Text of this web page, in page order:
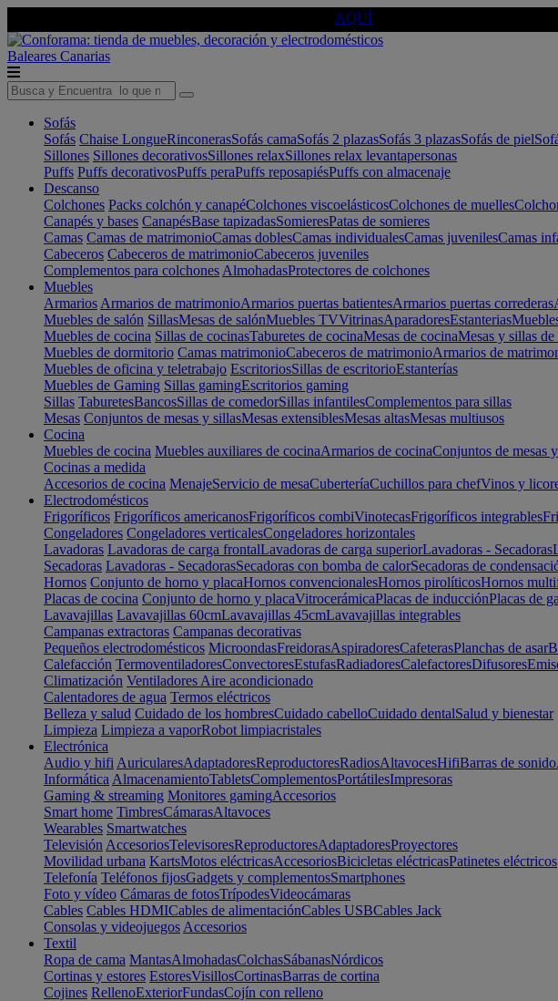
AQUÍ
Baleares Canarias
Sofás
Sofás Chaise LongueRinconerasSofás camaSofás 2 plazasSofás 3 plazasSofás de piel
Sillones Sillones decorativosSillones relaxSillones relax levantapersonas
Puffs Puffs decorativosPuffs peraPuffs reposapiésPuffs con almacenaje
Descanso
Colchones Packs colchón y canapéColchones viscoelásticosColchones de muelles
Canapés y bases CanapésBase tapizadasSomieresPatas de somieres
Camas Camas de matrimonioCamas doblesCamas individualesCamas juvenilesCamas
Cabeceros Cabeceros de matrimonioCabeceros juveniles
Complementos para colchones AlmohadasProtectores de colchones
Muebles
Armarios Armarios de matrimonioArmarios puertas batientesArmarios puertas correderas
Muebles de salón SillasMesas de salónMuebles TVVitrinasAparadoresEstanterias
Muebles de cocina Sillas de cocinasTaburetes de cocinaMesas de cocinaMesas y sillas de
Muebles de dormitorio Camas matrimonioCabeceros de matrimonioArmarios de
Muebles de oficina y teletrabajo EscritoriosSillas de escritorioEstanterías
Muebles de Gaming Sillas gamingEscritorios gaming
Sillas TaburetesBancosSillas de comedorSillas infantilesComplementos para sillas
Mesas Conjuntos de mesas y sillasMesas extensiblesMesas altasMesas multiusos
Cocina
Muebles de cocina Muebles auxiliares de cocinaArmarios de cocinaConjuntos de mesas
Cocinas a medida
Accesorios de cocina MenajeServicio de mesaCuberteríaCuchillos para chefVinos y
Electrodomésticos
Frigoríficos Frigoríficos americanosFrigoríficos combiVinotecasFrigoríficos integrables
Congeladores Congeladores verticalesCongeladores horizontales
Lavadoras Lavadoras de carga frontalLavadoras de carga superiorLavadoras - Secadoras
Secadoras Lavadoras - SecadorasSecadoras con bomba de calorSecadoras de
Hornos Conjunto de horno y placaHornos convencionalesHornos pirolíticosHornos
Placas de cocina Conjunto de horno y placaVitrocerámicaPlacas de inducciónPlacas de
Lavavajillas Lavavajillas 60cmLavavajillas 45cmLavavajillas integrables
Campanas extractoras Campanas decorativas
Pequeños electrodomésticos MicroondasFreidorasAspiradoresCafeterasPlanchas de asar
Calefacción TermoventiladoresConvectoresEstufasRadiadoresCalefactoresDifusores
Climatización Ventiladores Aire acondicionado
Calentadores de agua Termos eléctricos
Belleza y salud Cuidado de los hombresCuidado cabelloCuidado dentalSalud y bienestar
Limpieza Limpieza a vaporRobot limpiacristales
Electrónica
Audio y hifi AuricularesAdaptadoresReproductoresRadiosAltavocesHifiBarras de sonido
Informática AlmacenamientoTabletsComplementosPortátilesImpresoras
Gaming & streaming Monitores gamingAccesorios
Smart home TimbresCámarasAltavoces
Wearables Smartwatches
Televisión AccesoriosTelevisoresReproductoresAdaptadoresProyectores
Movilidad urbana KartsMotos eléctricasAccesoriosBicicletas eléctricasPatinetes eléctricos
Telefonía Teléfonos fijosGadgets y complementosSmartphones
Foto y vídeo Cámaras de fotosTrípodesVideocámaras
Cables Cables HDMICables de alimentaciónCables USBCables Jack
Consolas y videojuegos Accesorios
Textil
Ropa de cama MantasAlmohadasColchasSábanasNórdicos
Cortinas y estores EstoresVisillosCortinasBarras de cortina
Cojines RellenoExteriorFundasCojín con relleno